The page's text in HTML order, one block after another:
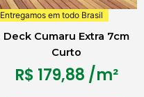
Entregamos em todo Brasil
Deck Cumaru Extra 7cm
Curto
R$ 179,88 /m²